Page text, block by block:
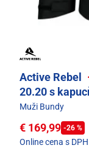
Active Rebel ·
20.20 s
Muži Bundy
€ 169,99 -26 %
Online cena s DPH